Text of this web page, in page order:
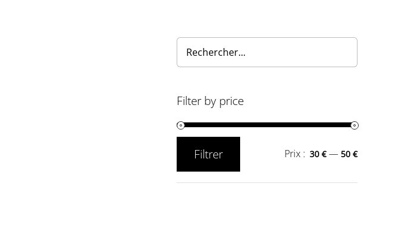
Filter by price
Filtrer Prix : 30 €— 50 €